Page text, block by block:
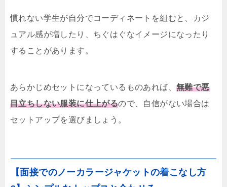
慣れない学生が自分でコーディネートを組むと、カジ
ュアル感が増したり、ちぐはぐなイメージになったり
することがあります。
あらかじめセットになっているものあれば、 無難で悪
目立ちしない服装に仕上がるので、自信がない場合は
セットアップを選びましょう。
【面接でのノーカラージャケットの着こなし方